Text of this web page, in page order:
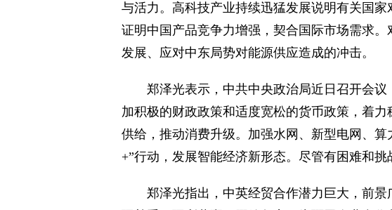
与活力。高科技产业持续迅猛发展说明有关国
证明中国产品竞争力增强，契合国际市场需求
发展、应对中东局势对能源供应造成的冲击。
郑泽光表示，中共中央政治局近日召开会
加积极的财政政策和适度宽松的货币政策，着
供给，推动消费升级。加强水网、新型电网、
+”行动，发展智能经济新形态。尽管有困难和
郑泽光指出，中英经贸合作潜力巨大，前